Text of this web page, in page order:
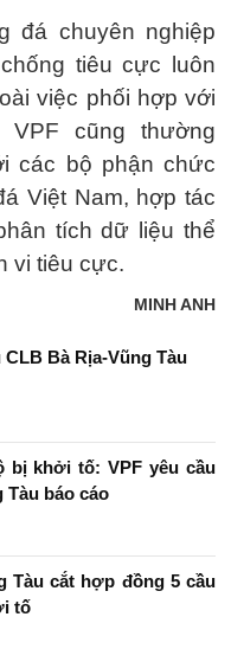
đá chuyên nghiệp
tiêu cực luôn
việc phối hợp với
cũng thường
các bộ phận chức
Việt Nam, hợp tác
tích dữ liệu thể
vi tiêu cực.
MINH ANH
Bà Rịa-Vũng Tàu
bị khởi tố: VPF yêu cầu
Tàu báo cáo
Tàu cắt hợp đồng 5 cầu
tố